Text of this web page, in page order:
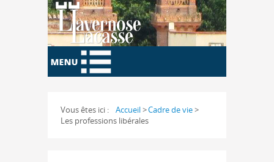
Vous êtes ici : Accueil>Cadre de vie>
Les professions libérales